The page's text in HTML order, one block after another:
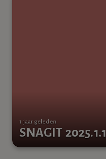
SNAGIT 2025.1.1
1 jaar geleden